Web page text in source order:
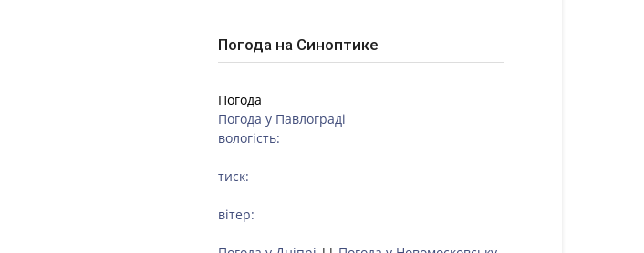
Погода на Синоптике
Погода
Погода у Павлограді
вологість:
тиск:
вітер: